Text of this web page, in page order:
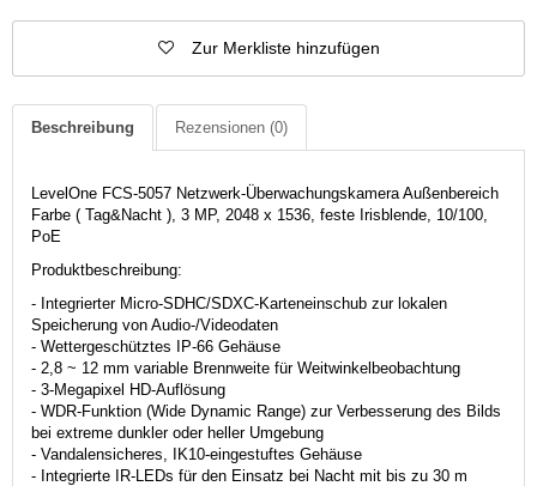
Zur Merkliste hinzufügen
Beschreibung Rezensionen (0)
LevelOne FCS-5057 Netzwerk-Überwachungskamera Außenbereich
Farbe ( Tag&Nacht ), 3 MP, 2048 x 1536, feste Irisblende, 10/100,
PoE
Produktbeschreibung:
- Integrierter Micro-SDHC/SDXC-Karteneinschub zur lokalen
Speicherung von Audio-/Videodaten
- Wettergeschütztes IP-66 Gehäuse
- 2,8 ~ 12 mm variable Brennweite für Weitwinkelbeobachtung
- 3-Megapixel HD-Auflösung
- WDR-Funktion (Wide Dynamic Range) zur Verbesserung des Bilds
bei extreme dunkler oder heller Umgebung
- Vandalensicheres, IK10-eingestuftes Gehäuse
- Integrierte IR-LEDs für den Einsatz bei Nacht mit bis zu 30 m